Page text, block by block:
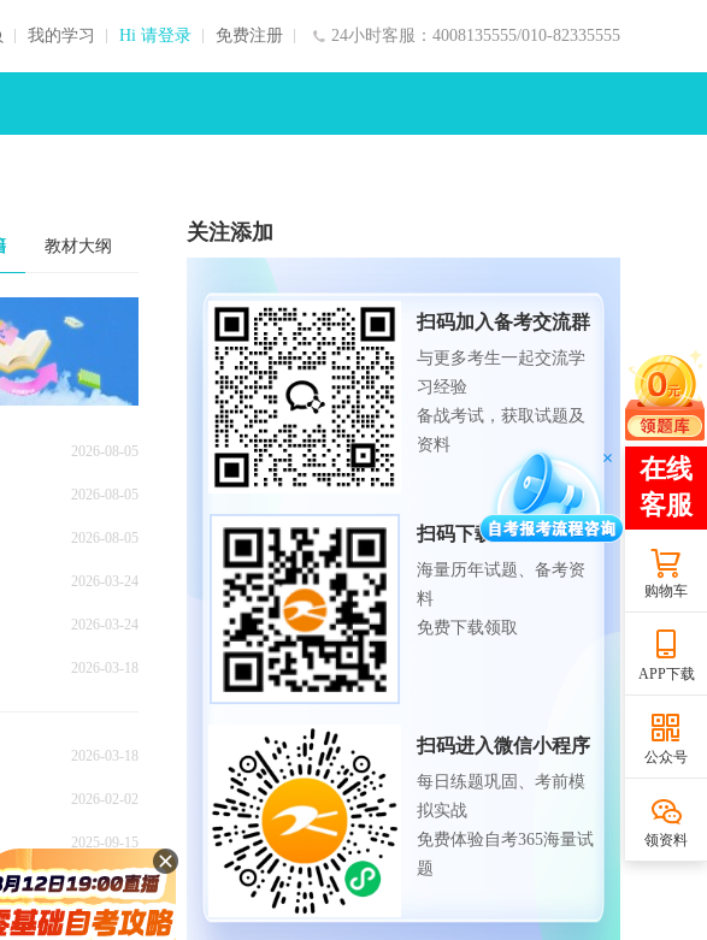
24小时客服：4008135555/010-82335555
我的学习 Hi 请登录 免费注册
教材大纲
2026-08-05
2026-08-05
2026-08-05
2026-03-24
2026-03-24
2026-03-18
2026-03-18
2026-02-02
2025-09-15
2025-09-15
2025-04-14
关注添加
扫码加入备考交流群
与更多考生一起交流学
习经验
备战考试，获取试题及
资料
扫码下载APP
海量历年试题、备考资
料
免费下载领取
扫码进入微信小程序
每日练题巩固、考前模
拟实战
免费体验自考365海量试
题
购物车
APP下载
公众号
领资料